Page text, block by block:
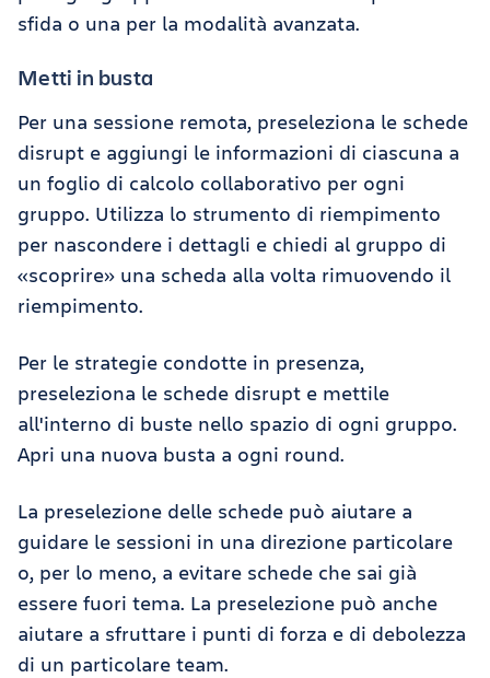
sfida o una per la modalità avanzata.
Metti in busta
Per una sessione remota, preseleziona le schede
disrupt e aggiungi le informazioni di ciascuna a
un foglio di calcolo collaborativo per ogni
gruppo. Utilizza lo strumento di riempimento
per nascondere i dettagli e chiedi al gruppo di
«scoprire» una scheda alla volta rimuovendo il
riempimento.
Per le strategie condotte in presenza,
preseleziona le schede disrupt e mettile
all'interno di buste nello spazio di ogni gruppo.
Apri una nuova busta a ogni round.
La preselezione delle schede può aiutare a
guidare le sessioni in una direzione particolare
o, per lo meno, a evitare schede che sai già
essere fuori tema. La preselezione può anche
aiutare a sfruttare i punti di forza e di debolezza
di un particolare team.